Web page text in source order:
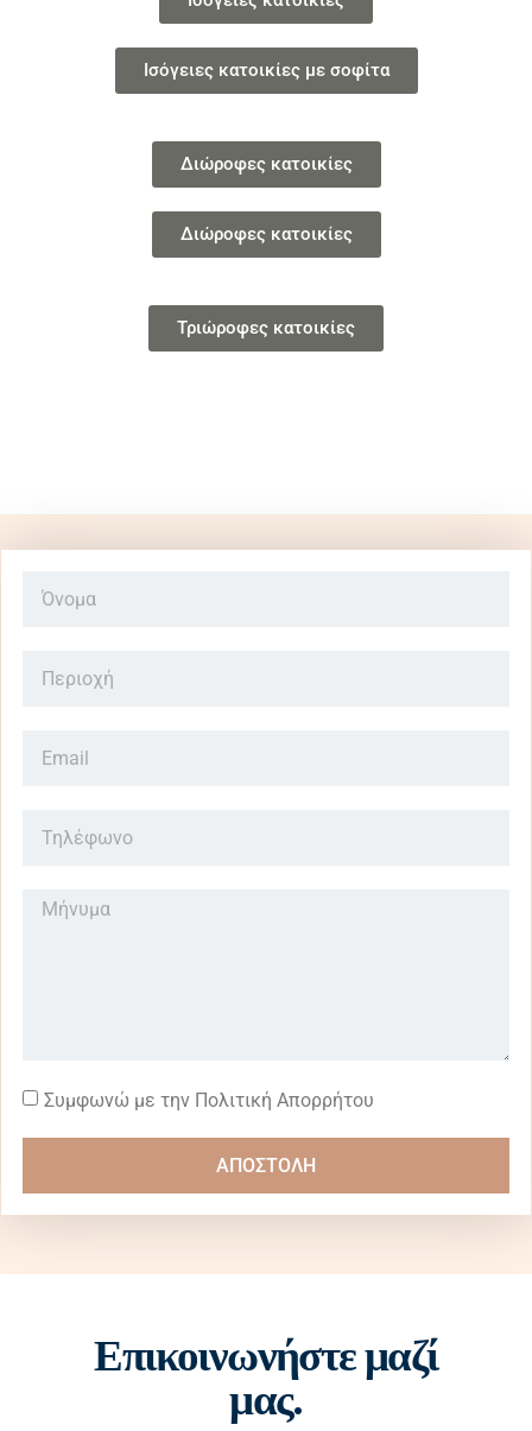
Ισόγειες κατοικίες με σοφίτα
Διώροφες κατοικίες
Διώροφες κατοικίες
Τριώροφες κατοικίες
Συμφωνώ με την Πολιτική Απορρήτου
ΑΠΟΣΤΟΛΗ
Επικοινωνήστε μαζί
μας.